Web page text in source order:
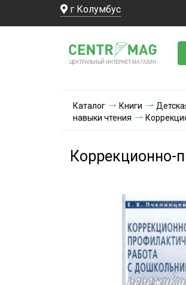
г Колумбус
ЦЕНТРАЛЬНЫЙ ИНТЕРНЕТ-МА ГАЗИН
Каталог Книги
навыки чтения
Коррекционно-